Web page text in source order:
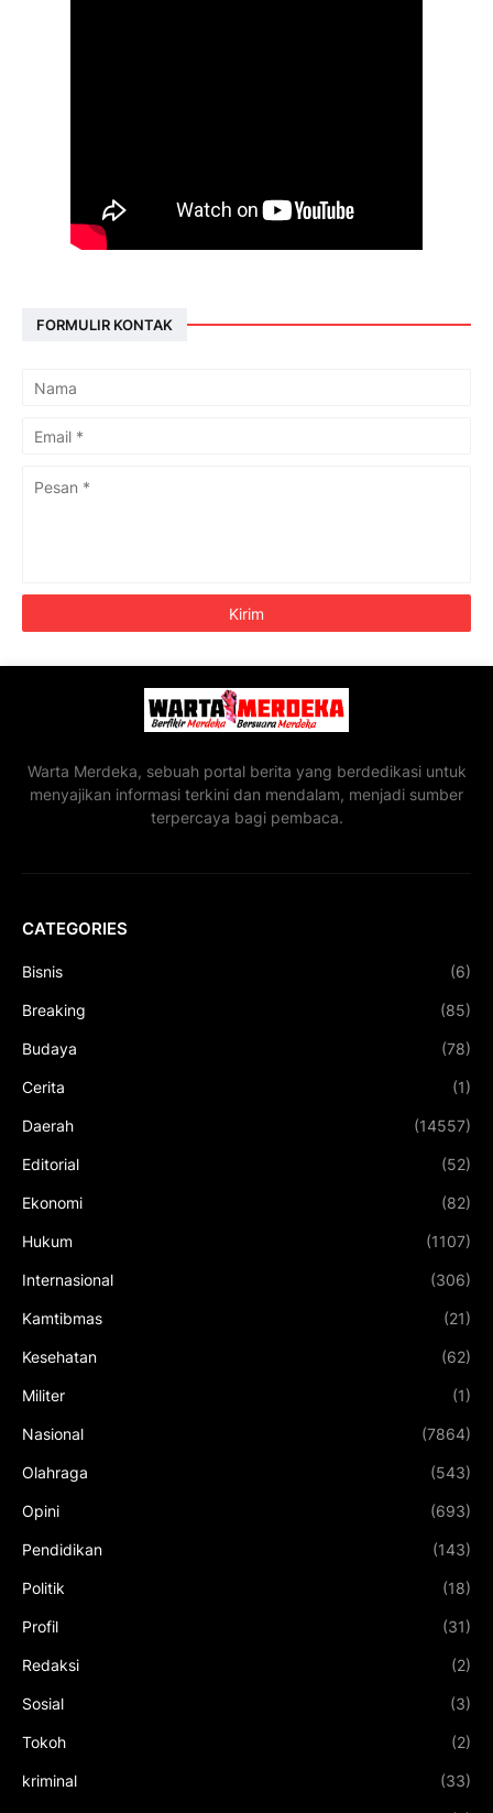
FORMULIR KONTAK
Warta Merdeka, sebuah portal berita yang berdedikasi untuk
menyajikan informasi terkini dan mendalam, menjadi sumber
terpercaya bagi pembaca.
CATEGORIES
Bisnis (6)
Breaking (85)
Budaya (78)
Cerita (1)
Daerah (14557)
Editorial (52)
Ekonomi (82)
Hukum (1107)
Internasional (306)
Kamtibmas (21)
Kesehatan (62)
Militer (1)
Nasional (7864)
Olahraga (543)
Opini (693)
Pendidikan (143)
Politik (18)
Profil (31)
Redaksi (2)
Sosial (3)
Tokoh (2)
kriminal (33)